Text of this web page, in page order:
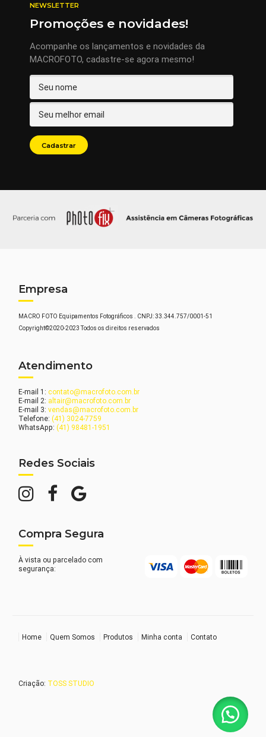
NEWSLETTER
Promoções e novidades!
Acompanhe os lançamentos e novidades da
MACROFOTO, cadastre-se agora mesmo!
Empresa
MACRO FOTO Equipamentos Fotográficos . CNPJ: 33.344.757/0001-51
Copyright©2020-2023 Todos os direitos reservados
Atendimento
E-mail 1:contato@macrofoto.com.br
E-mail 2: altair@macrofoto.com.br
E-mail 3:vendas@macrofoto.com.br
Telefone:(41) 3024-7759
WhatsApp:(41) 98481-1951
Redes Sociais
Compra Segura
À vista ou parcelado com
segurança:
Home Quem Somos Produtos Minha conta Contato
Criação: TOSS STUDIO